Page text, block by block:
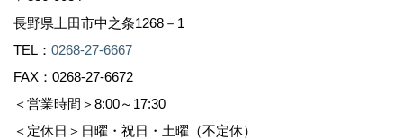
長野県上田市中之条1268－1
TEL： 0268-27-6667
FAX：0268-27-6672
＜営業時間＞8:00～17:30
＜定休日＞日曜・祝日・土曜（不定休）